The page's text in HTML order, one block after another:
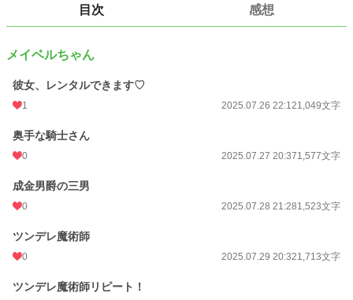
228,788 位 / 228,788 件
24h.ポイント
文字数 9,016
更新日時
初回公開日時 2025.07.26 22:12
週間ポイント
月間ポイント 14 pt (108,258 位)
累計ポイント 1,649 pt (174,660 位)
目次 感想
メイベルちゃん
彼女、レンタルできます♡
1 2025.07.26 22:121,049文字
奥手な騎士さん
0 2025.07.27 20:371,577文字
成金男爵の三男
0 2025.07.28 21:281,523文字
ツンデレ魔術師
0 2025.07.29 20:321,713文字
ツンデレ魔術師リピート！